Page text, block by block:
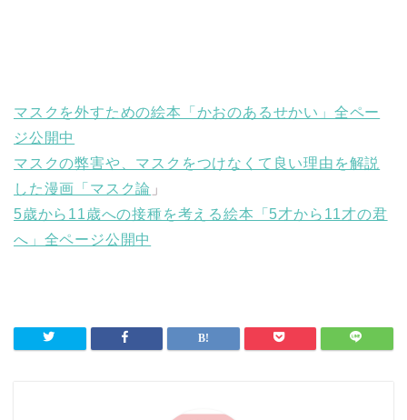
マスクを外すための絵本「かおのあるせかい」全ペー
ジ公開中
マスクの弊害や、マスクをつけなくて良い理由を解説
した漫画「マスク論 」
5歳から11歳への接種を考える絵本「5才から11才の君
へ」全ページ公開中